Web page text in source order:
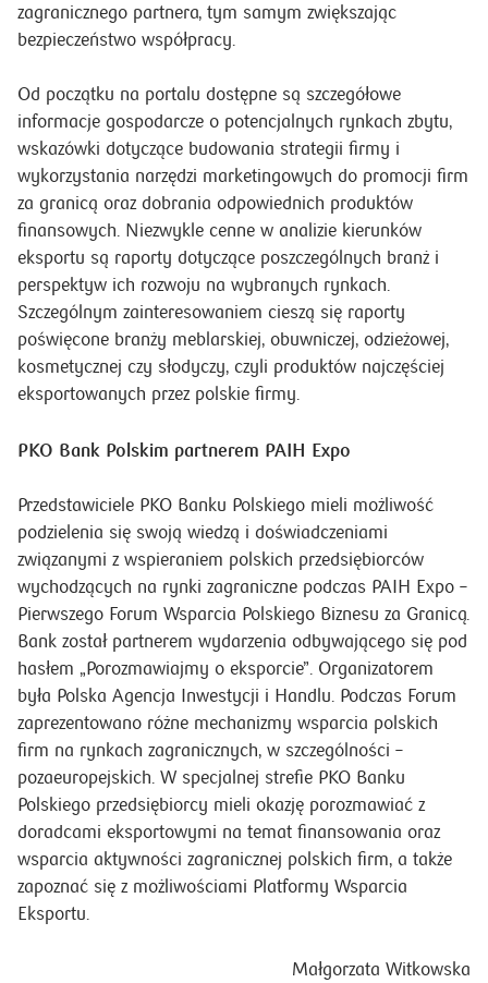
zagranicznego partnera, tym samym zwiększając
bezpieczeństwo współpracy.
Od początku na portalu dostępne są szczegółowe
informacje gospodarcze o potencjalnych rynkach zbytu,
wskazówki dotyczące budowania strategii firmy i
wykorzystania narzędzi marketingowych do promocji firm
za granicą oraz dobrania odpowiednich produktów
finansowych. Niezwykle cenne w analizie kierunków
eksportu są raporty dotyczące poszczególnych branż i
perspektyw ich rozwoju na wybranych rynkach.
Szczególnym zainteresowaniem cieszą się raporty
poświęcone branży meblarskiej, obuwniczej, odzieżowej,
kosmetycznej czy słodyczy, czyli produktów najczęściej
eksportowanych przez polskie firmy.
PKO Bank Polskim partnerem PAIH Expo
Przedstawiciele PKO Banku Polskiego mieli możliwość
podzielenia się swoją wiedzą i doświadczeniami
związanymi z wspieraniem polskich przedsiębiorców
wychodzących na rynki zagraniczne podczas PAIH Expo –
Pierwszego Forum Wsparcia Polskiego Biznesu za Granicą.
Bank został partnerem wydarzenia odbywającego się pod
hasłem „Porozmawiajmy o eksporcie”. Organizatorem
była Polska Agencja Inwestycji i Handlu. Podczas Forum
zaprezentowano różne mechanizmy wsparcia polskich
firm na rynkach zagranicznych, w szczególności –
pozaeuropejskich. W specjalnej strefie PKO Banku
Polskiego przedsiębiorcy mieli okazję porozmawiać z
doradcami eksportowymi na temat finansowania oraz
wsparcia aktywności zagranicznej polskich firm, a także
zapoznać się z możliwościami Platformy Wsparcia
Eksportu.
Małgorzata Witkowska